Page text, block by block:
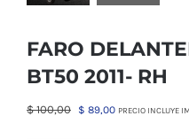
FARO
BT50 2011- RH
$100,00
El
$ 89,00ElPRECIO INCLUYE